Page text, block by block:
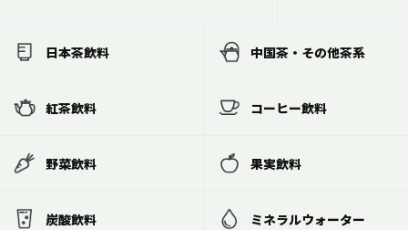
日本茶飲料 中国茶・その他茶系
紅茶飲料 コーヒー飲料
野菜飲料 果実飲料
炭酸飲料 ミネラルウォーター